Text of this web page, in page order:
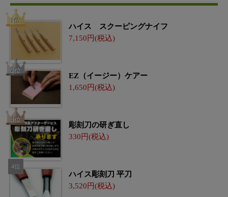
ハイス スクーピングナイフ
7,150
EZ（イージー）ケアー
1,650
彫刻刀の研ぎ直し
330
ハイス彫刻刀 平刀
3,520